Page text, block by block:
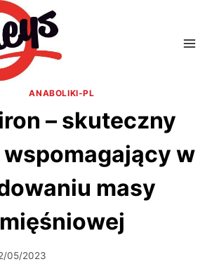
ANABOLIKI-PL
– skuteczny
w
masy
mięśniowej
05/2023